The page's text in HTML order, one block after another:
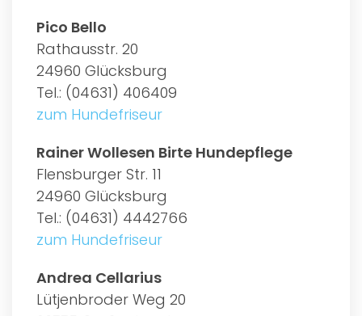
Pico Bello
Rathausstr. 20
24960 Glücksburg
Tel.: (04631) 406409
zum Hundefriseur
Rainer Wollesen Birte Hundepflege
Flensburger Str. 11
24960 Glücksburg
Tel.: (04631) 4442766
zum Hundefriseur
Andrea Cellarius
Lütjenbroder Weg 20